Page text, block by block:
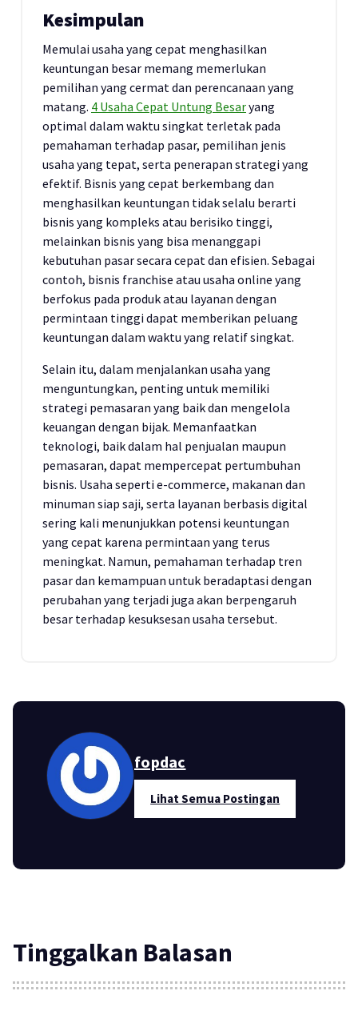
Kesimpulan
Memulai usaha yang cepat menghasilkan
keuntungan besar memang memerlukan
pemilihan yang cermat dan perencanaan yang
matang. 4 Usaha Cepat Untung Besaryang
optimal dalam waktu singkat terletak pada
pemahaman terhadap pasar, pemilihan jenis
usaha yang tepat, serta penerapan strategi yang
efektif. Bisnis yang cepat berkembang dan
menghasilkan keuntungan tidak selalu berarti
bisnis yang kompleks atau berisiko tinggi,
melainkan bisnis yang bisa menanggapi
kebutuhan pasar secara cepat dan efisien. Sebagai
contoh, bisnis franchise atau usaha online yang
berfokus pada produk atau layanan dengan
permintaan tinggi dapat memberikan peluang
keuntungan dalam waktu yang relatif singkat.
Selain itu, dalam menjalankan usaha yang
menguntungkan, penting untuk memiliki
strategi pemasaran yang baik dan mengelola
keuangan dengan bijak. Memanfaatkan
teknologi, baik dalam hal penjualan maupun
pemasaran, dapat mempercepat pertumbuhan
bisnis. Usaha seperti e-commerce, makanan dan
minuman siap saji, serta layanan berbasis digital
sering kali menunjukkan potensi keuntungan
yang cepat karena permintaan yang terus
meningkat. Namun, pemahaman terhadap tren
pasar dan kemampuan untuk beradaptasi dengan
perubahan yang terjadi juga akan berpengaruh
besar terhadap kesuksesan usaha tersebut.
fopdac
Lihat Semua Postingan
Tinggalkan Balasan